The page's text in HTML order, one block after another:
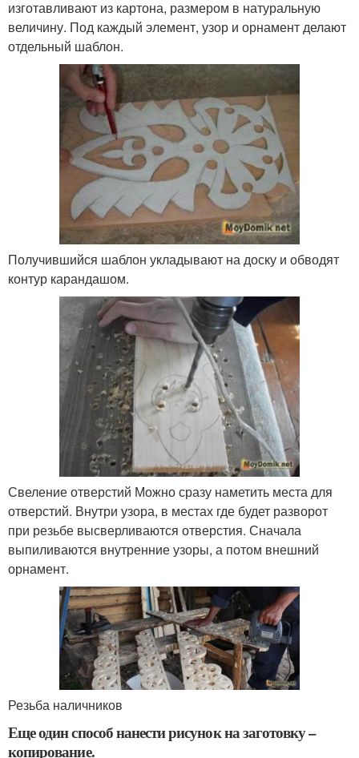
изготавливают из картона, размером в натуральную
величину. Под каждый элемент, узор и орнамент делают
отдельный шаблон.
Получившийся шаблон укладывают на доску и обводят
контур карандашом.
Свеление отверстий Можно сразу наметить места для
отверстий. Внутри узора, в местах где будет разворот
при резьбе высверливаются отверстия. Сначала
выпиливаются внутренние узоры, а потом внешний
орнамент.
Резьба наличников
Еще один способ нанести рисунок на заготовку –
копирование.